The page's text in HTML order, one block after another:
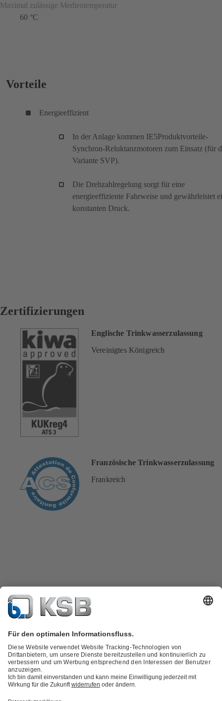
Maximal zulässige Medientemperatur
60 °C
Vorteile
Energieeffizient
In der Anlage kommen IE5Produktvorteile-
Synchron-Reluktanzmotoren zum Einsatz (für
Variante SVP).
Die Drehzahlregelung sorgt für eine
energieeffiziente Fahrweise und gewährleistet
konstanten Druck.
Zertifizierungen
Englische Trinkwasserzulassung
Vereinigtes Königreich
Französische Trinkwasserzulassung
Frankreich